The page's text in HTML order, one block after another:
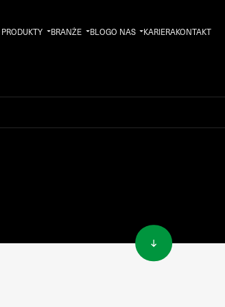
PRODUKTY BRANŻE BLOGO NAS KARIERAKONTAKT